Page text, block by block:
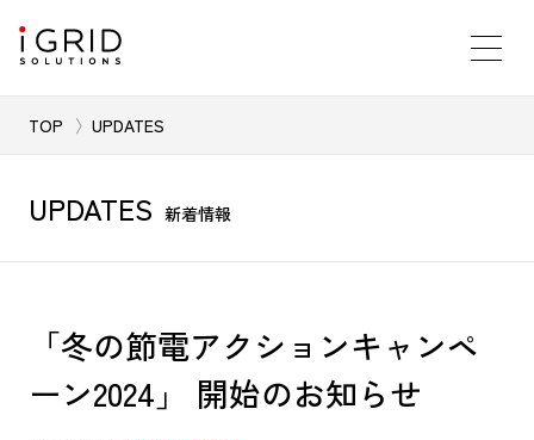
TOP UPDATES
UPDATES 新着情報
「冬の節電アクションキャンペ
ーン2024」 開始のお知らせ